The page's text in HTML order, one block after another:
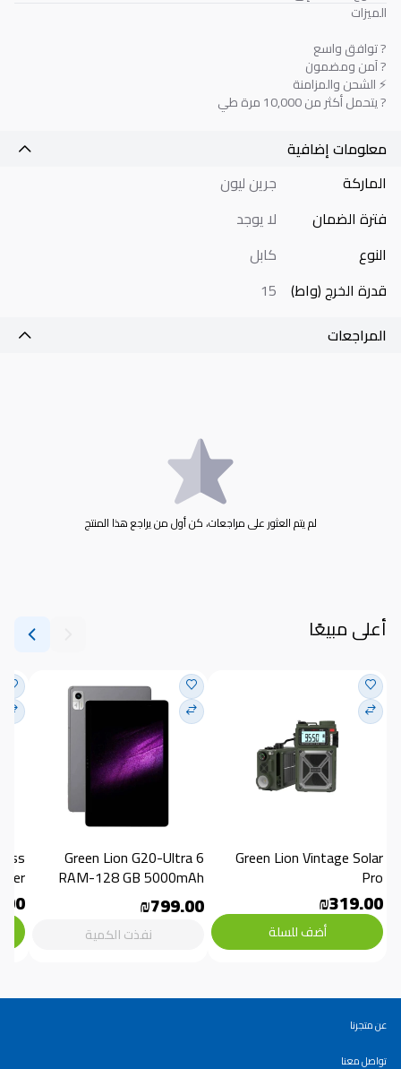
الميزات
? توافق واسع
? آمن ومضمون
⚡ الشحن والمزامنة
? يتحمل أكثر من 10,000 مرة طي
معلومات إضافية
الماركة
جرين ليون
فترة الضمان
لا يوجد
النوع
كابل
قدرة الخرج (واط) 15
المراجعات
لم يتم العثور على مراجعات، كن أول من يراجع هذا المنتج
أعلى مبيعًا
Pro
₪319.00
أضف للسلة
RAM-128 GB 5000mAh
₪799.00
نفذت الكمية
عن متجرنا
تواصل معنا